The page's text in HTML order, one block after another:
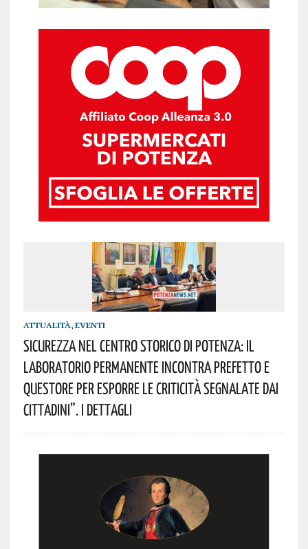
ATTUALITÀ, EVENTI
Sicurezza Nel Centro Storico Di Potenza: Il
Laboratorio Permanente Incontra Prefetto E
Questore Per Esporre Le Criticità Segnalate Dai
Cittadini”. I Dettagli